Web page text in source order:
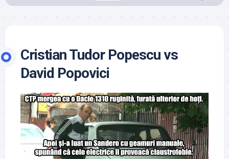
Cristian Tudor Popescu vs
David Popovici